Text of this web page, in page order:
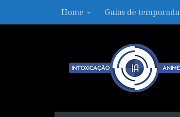
Skip to contentHome Guias de temporada